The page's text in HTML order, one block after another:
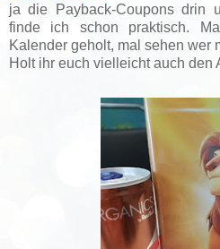
ja die Payback-Coupons drin
finde ich schon praktisch.
Kalender geholt, mal sehen wer
Holt ihr euch vielleicht auch den